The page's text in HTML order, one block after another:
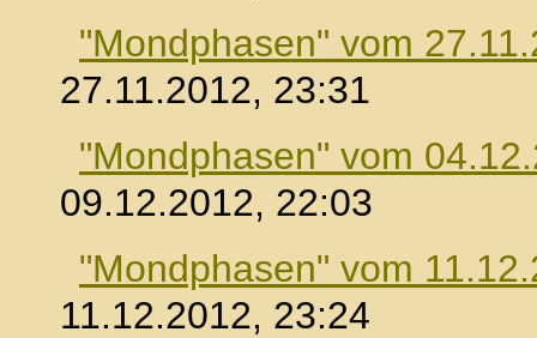
"Mondphasen" vom
27.11.2012, 23:31
"Mondphasen" vom
09.12.2012, 22:03
"Mondphasen" vom
11.12.2012, 23:24